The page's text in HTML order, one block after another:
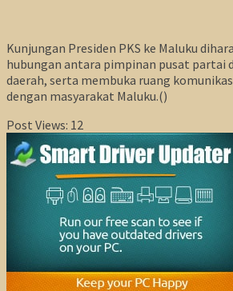
Kunjungan Presiden PKS ke Maluku
hubungan antara pimpinan pusat partai
daerah, serta membuka ruang
dengan masyarakat Maluku.()
Post Views: 12